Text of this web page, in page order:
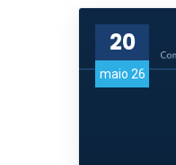
20
maio 26